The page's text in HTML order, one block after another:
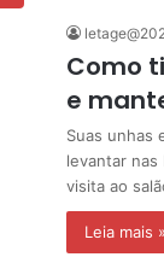
Como
e
Suas unhas
levantar nas
visita ao
Leia mais »